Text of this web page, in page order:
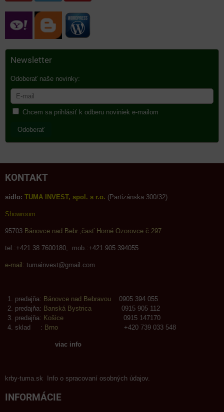
Newsletter
Odoberať naše novinky:
Chcem sa prihlásiť k odberu noviniek e-mailom
Odoberať
KONTAKT
sídlo: TUMA INVEST, spol. s r.o. (Partizánska 300/32)
Showroom:
95703 Bánovce nad Bebr.,časť Horné Ozorovce č.297
tel.:+421 38 7600180, mob.:+421 905 394055
e-mail: tumainvest@gmail.com
predajňa: Bánovce nad Bebravou 0905 394 055
predajňa: Banská Bystrica 0915 905 112
predajňa: Košice 0915 147170
sklad : Brno +420 739 033 548
viac info
krby-tuma.sk Info o spracovaní osobných údajov.
INFORMÁCIE